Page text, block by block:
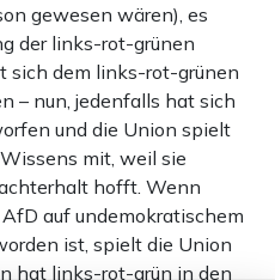
gewesen wären), es
der links-rot-grünen
sich dem links-rot-grünen
– nun, jedenfalls hat sich
und die Union spielt
mit, weil sie
hofft. Wenn
auf undemokratischem
ist, spielt die Union
hat links-rot-grün in den